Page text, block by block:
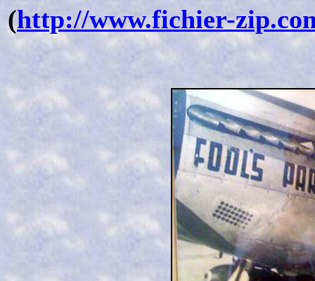
(http://www.fichier-